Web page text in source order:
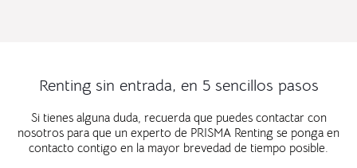
Renting sin entrada, en 5 sencillos pasos
Si tienes alguna duda, recuerda que puedes contactar con
nosotros para que un experto de PRISMA Renting se ponga en
contacto contigo en la mayor brevedad de tiempo posible.